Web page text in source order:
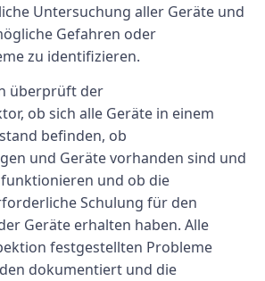
Untersuchung aller Geräte und
Gefahren oder
zu identifizieren.
überprüft der
ob sich alle Geräte in einem
befinden, ob
und Geräte vorhanden sind und
und ob die
Schulung für den
Geräte erhalten haben. Alle
festgestellten Probleme
dokumentiert und die